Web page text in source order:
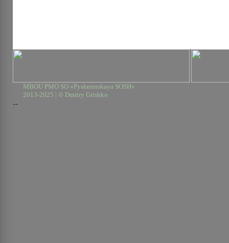
MBOU PMO SO «Pyshminskaya SOSH»
2013-2025 | © Dmitry Grishko
--